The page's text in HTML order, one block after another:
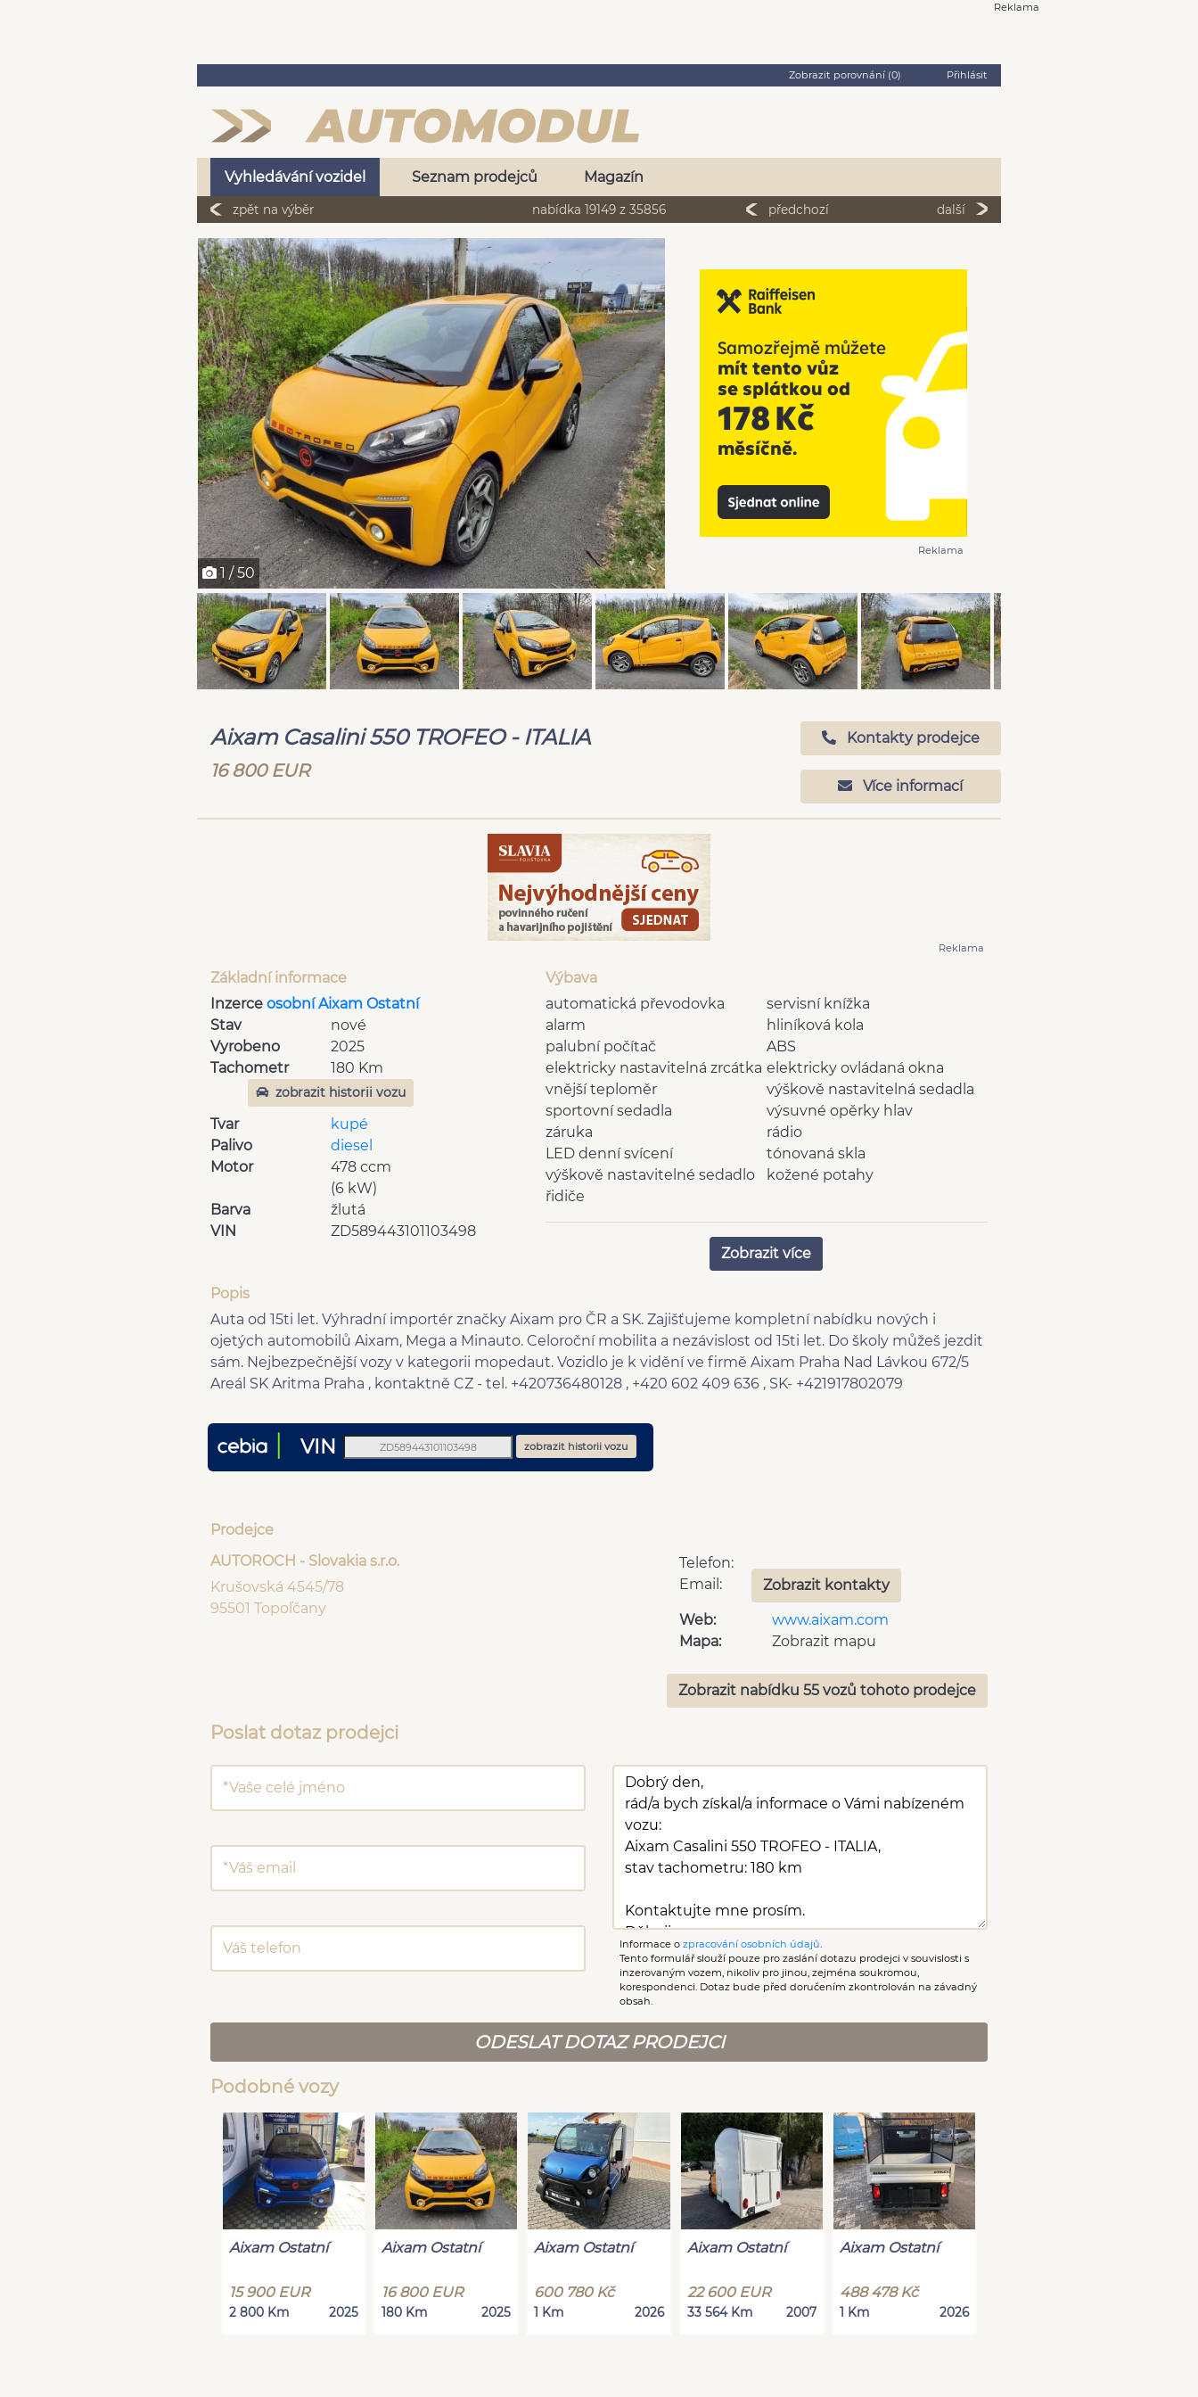
Reklama
Zobrazit porovnání (0) Přihlásit
Vyhledávání vozidel Seznam prodejců Magazín
zpět na výběr nabídka 19149 z 35856 předchozí další
1 / 50
Reklama
Aixam Casalini 550 TROFEO - ITALIA
16 800 EUR
Kontakty prodejce
Více informací
Reklama
Základní informace
Inzerce osobní Aixam Ostatní
Stav
nové
Vyrobeno
2025
Tachometr
180 Km
zobrazit historii vozu
Tvar
kupé
Palivo
diesel
Motor
478 ccm
(6 kW)
Barva
žlutá
VIN
ZD589443101103498
Výbava
servisní knížka
automatická převodovka
hliníková kola
alarm
ABS
palubní počítač
elektricky ovládaná okna
elektricky nastavitelná zrcátka
výškově nastavitelná sedadla
vnější teploměr
výsuvné opěrky hlav
sportovní sedadla
rádio
záruka
tónovaná skla
LED denní svícení
kožené potahy
výškově nastavitelné sedadlo
řidiče
zadní stěrač
Podélný posuv sedadel
bluetooth
centrál dálkový
Parkovací kamera
Zatmavená zadní skla
USB
Parkovací senzory zadní
Digitální přístrojový štít
Android Auto
Apple CarPlay
Dotykové ovládání palubního
Zobrazit více
Popis
Auta od 15ti let. Výhradní importér značky Aixam pro ČR a SK. Zajišťujeme kompletní nabídku nových i
ojetých automobilů Aixam, Mega a Minauto. Celoroční mobilita a nezávislost od 15ti let. Do školy můžeš jezdit
sám. Nejbezpečnější vozy v kategorii mopedaut. Vozidlo je k vidění ve firmě Aixam Praha Nad Lávkou 672/5
Areál SK Aritma Praha , kontaktně CZ - tel. +420736480128 , +420 602 409 636 , SK- +421917802079
VIN zobrazit historii vozu
Prodejce
AUTOROCH - Slovakia s.r.o.
Krušovská 4545/78
95501 Topoľčany
Telefon:
Email:
Zobrazit kontakty
Web:
www.aixam.com
Mapa:
Zobrazit mapu
Zobrazit nabídku 55 vozů tohoto prodejce
Poslat dotaz prodejci
Informace o zpracování osobních údajů
Tento formulář slouží pouze pro zaslání dotazu prodejci v souvislosti s
inzerovaným vozem, nikoliv pro jinou, zejména soukromou,
korespondenci. Dotaz bude před doručením zkontrolován na závadný
obsah.
ODESLAT DOTAZ PRODEJCI
Podobné vozy
Aixam Ostatní
15 900 EUR
2 800 Km 2025
Aixam Ostatní
16 800 EUR
180 Km 2025
Aixam Ostatní
600 780 Kč
1 Km 2026
Aixam Ostatní
22 600 EUR
33 564 Km 2007
Aixam Ostatní
488 478 Kč
1 Km 2026